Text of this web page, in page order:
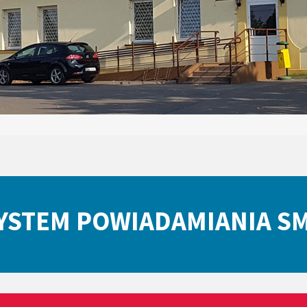
POWIADAMIANIA